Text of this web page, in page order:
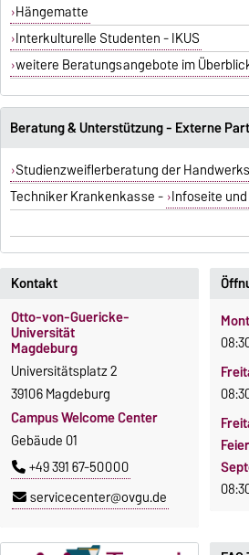
Hängematte
Interkulturelle Studenten - IKUS
weitere Beratungsangebote im
Beratung & Unterstützung - Externe
Studienzweiflerberatung der
Techniker Krankenkasse - Infoseite
Kontakt
Otto-von-Guericke-
Universität
Magdeburg
Universitätsplatz 2
39106 Magdeburg
Campus Welcome Center
Gebäude 01
+49 391 67-50000
servicecenter@ovgu.de